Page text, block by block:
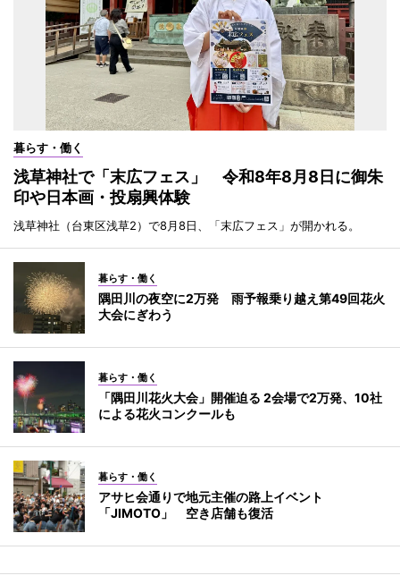
暮らす・働く
浅草神社で「末広フェス」 令和8年8月8日に御朱
印や日本画・投扇興体験
浅草神社（台東区浅草2）で8月8日、「末広フェス」が開かれる。
暮らす・働く
隅田川の夜空に2万発 雨予報乗り越え第49回花火
大会にぎわう
暮らす・働く
「隅田川花火大会」開催迫る 2会場で2万発、10社
による花火コンクールも
暮らす・働く
アサヒ会通りで地元主催の路上イベント
「JIMOTO」 空き店舗も復活